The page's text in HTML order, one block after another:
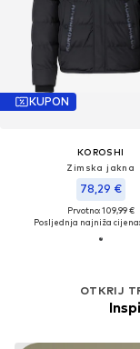
KUPON
KOROSHI
Zimska jakna
78,29 €
Prvotno: 109,99 €
Posljednja najniža cijena:
OTKRIJ